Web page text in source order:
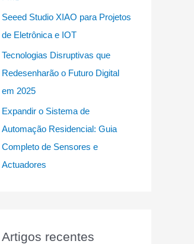
Seeed Studio XIAO para Projetos
de Eletrônica e IOT
Tecnologias Disruptivas que
Redesenharão o Futuro Digital
em 2025
Expandir o Sistema de
Automação Residencial: Guia
Completo de Sensores e
Actuadores
Artigos recentes